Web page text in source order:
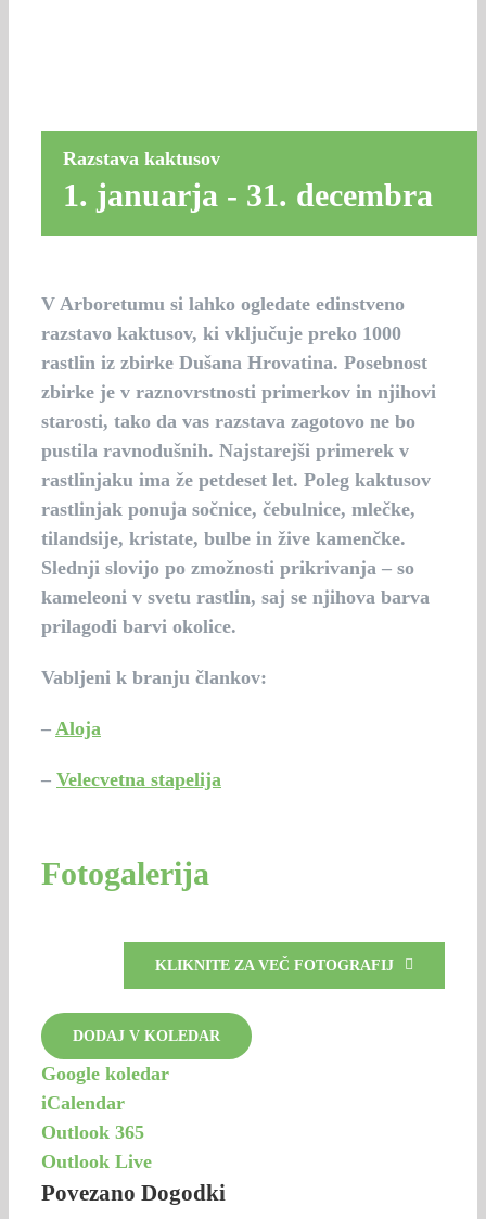
Razstava kaktusov
1. januarja - 31. decembra
V Arboretumu si lahko ogledate edinstveno
razstavo kaktusov, ki vključuje preko 1000
rastlin iz zbirke Dušana Hrovatina. Posebnost
zbirke je v raznovrstnosti primerkov in njihovi
starosti, tako da vas razstava zagotovo ne bo
pustila ravnodušnih. Najstarejši primerek v
rastlinjaku ima že petdeset let. Poleg kaktusov
rastlinjak ponuja sočnice, čebulnice, mlečke,
tilandsije, kristate, bulbe in žive kamenčke.
Slednji slovijo po zmožnosti prikrivanja – so
kameleoni v svetu rastlin, saj se njihova barva
prilagodi barvi okolice.
Vabljeni k branju člankov:
– Aloja
– Velecvetna stapelija
Fotogalerija
KLIKNITE ZA VEČ FOTOGRAFIJ
DODAJ V KOLEDAR
Google koledar
iCalendar
Outlook 365
Outlook Live
Povezano Dogodki